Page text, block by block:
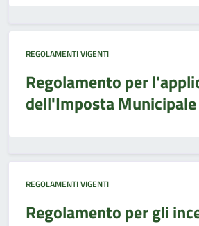
REGOLAMENTI VIGENTI
Regolamento per
dell'Imposta
REGOLAMENTI VIGENTI
Regolamento per gli